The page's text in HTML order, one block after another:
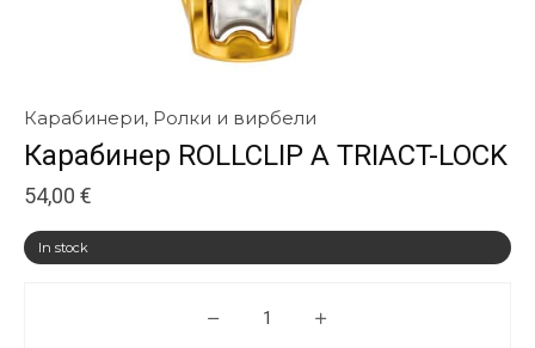
Карабинери, Ролки и вирбели
Карабинер ROLLCLIP A TRIACT-LOCK
54,00 €
In stock
Карабинер ROLLCLIP A